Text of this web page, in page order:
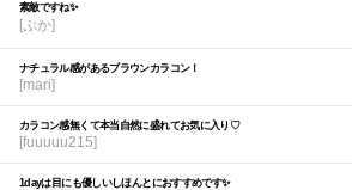
素敵ですね✨
[ぷか]
ナチュラル感があるブラウンカラコン！
[mari]
カラコン感無くて本当自然に盛れてお気に入り♡
[fuuuuu215]
1dayは目にも優しいしほんとにおすすめです✨